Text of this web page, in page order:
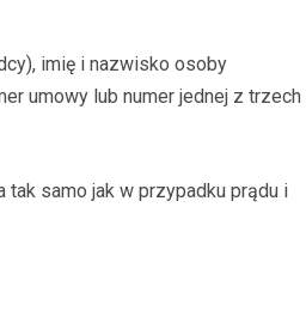
imię i nazwisko osoby
umowy lub numer jednej z trzech
tak samo jak w przypadku prądu i